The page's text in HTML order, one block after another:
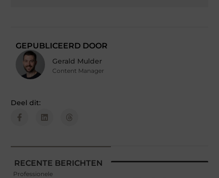
GEPUBLICEERD DOOR
Gerald Mulder
Content Manager
Deel dit:
RECENTE BERICHTEN
Professionele